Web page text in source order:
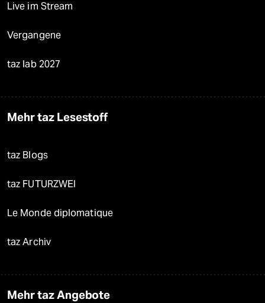
Live im Stream
Vergangene
taz lab 2027
Mehr taz Lesestoff
taz Blogs
taz FUTURZWEI
Le Monde diplomatique
taz Archiv
Mehr taz Angebote